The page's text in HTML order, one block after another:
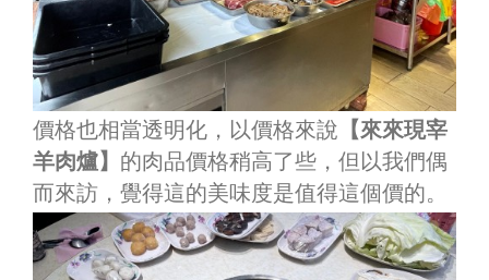
價格也相當透明化，以價格來說 【來來現宰
羊肉爐】 的肉品價格稍高了些，但以我們偶
而來訪，覺得這的美味度是值得這個價的。